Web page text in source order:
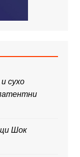
сухо
Шок